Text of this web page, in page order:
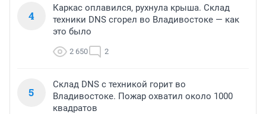
4
Каркас оплавился, рухнула крыша. Склад
техники DNS сгорел во Владивостоке — как
это было
2 650 2
5
Склад DNS с техникой горит во
Владивостоке. Пожар охватил около 1000
квадратов